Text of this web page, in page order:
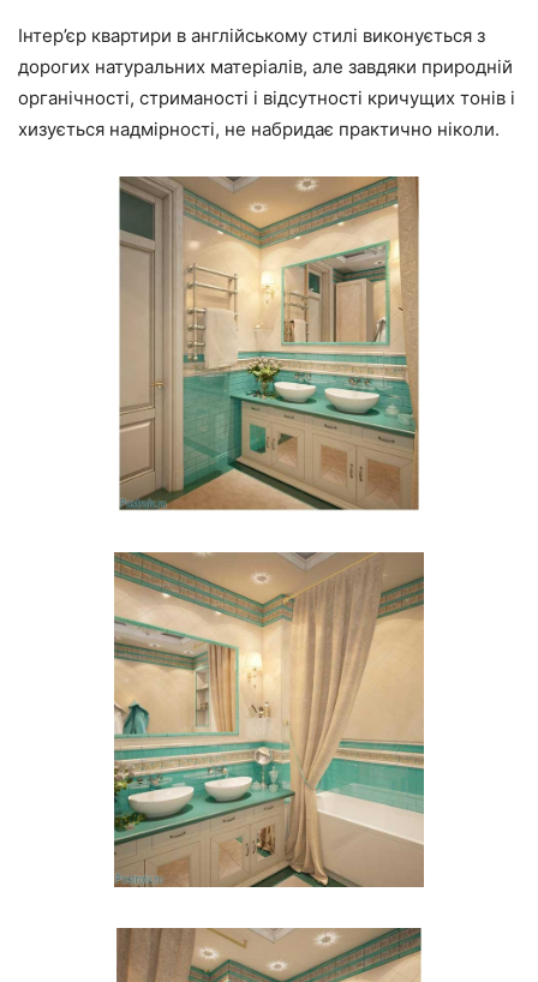
Інтер’єр квартири в англійському стилі виконується з
дорогих натуральних матеріалів, але завдяки природній
органічності, стриманості і відсутності кричущих тонів і
хизується надмірності, не набридає практично ніколи.